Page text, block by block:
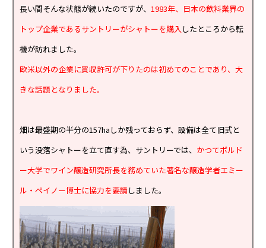
長い間そんな状態が続いたのですが、 1983年、日本の飲料業界の
トップ企業であるサントリーがシャトーを購入 したところから転
機が訪れました。
欧米以外の企業に買収許可が下りたのは初めてのことであり、大
きな話題となりました。
畑は最盛期の半分の157haしか残っておらず、設備は全て旧式と
いう没落シャトーを立て直す為、サントリーでは、 かつてボルド
ー大学でワイン醸造研究所長を務めていた著名な醸造学者エミー
ル・ペイノー博士に協力を要請しました。